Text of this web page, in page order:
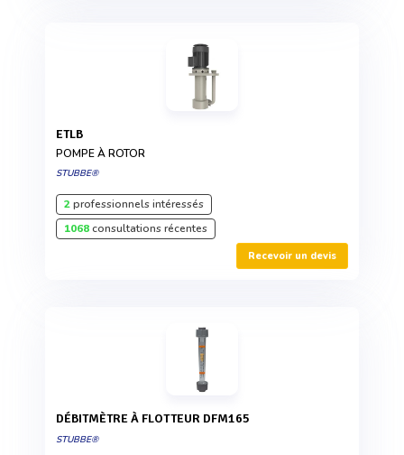
ETLB
POMPE À ROTOR
STUBBE®
2professionnels intéressés
1068consultations récentes
Recevoir un devis
DÉBITMÈTRE À FLOTTEUR DFM165
STUBBE®